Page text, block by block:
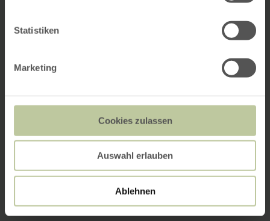
Statistiken
Marketing
Cookies zulassen
Auswahl erlauben
Ablehnen